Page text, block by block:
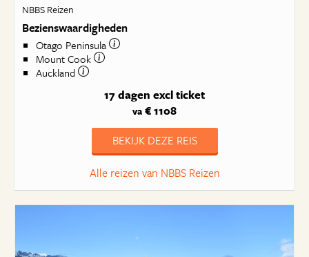
NBBS Reizen
Bezienswaardigheden
Otago Peninsula
Mount Cook
Auckland
17 dagen excl ticket
va € 1108
BEKIJK DEZE REIS
Alle reizen van NBBS Reizen